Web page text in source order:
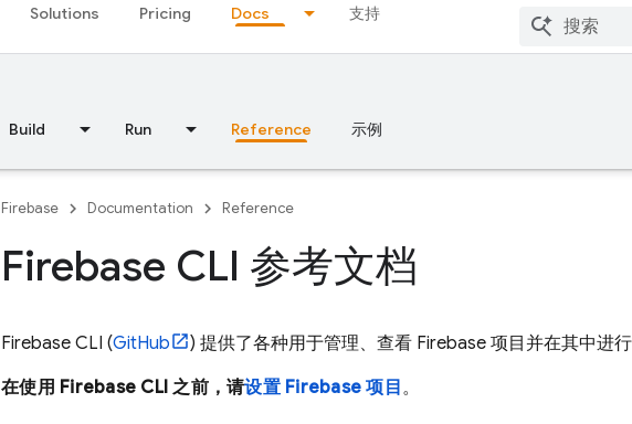
Solutions Pricing Docs 支持
Build Run Reference 示例
Firebase Documentation Reference
Firebase CLI 参考文档
Firebase CLI (GitHub
) 提供了各种用于管理、查看 Firebase 项目并在其中进行
在使用 Firebase CLI 之前，请设置 Firebase 项目 。